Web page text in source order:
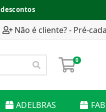
Não é cliente? - Pré-
0
ADELBRAS